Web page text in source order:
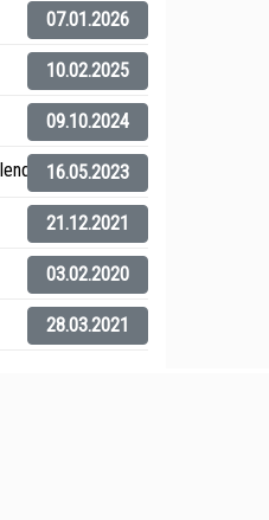
07.01.2026
10.02.2025
09.10.2024
16.05.2023
21.12.2021
03.02.2020
28.03.2021